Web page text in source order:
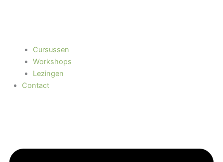
Cursussen
Workshops
Lezingen
Contact